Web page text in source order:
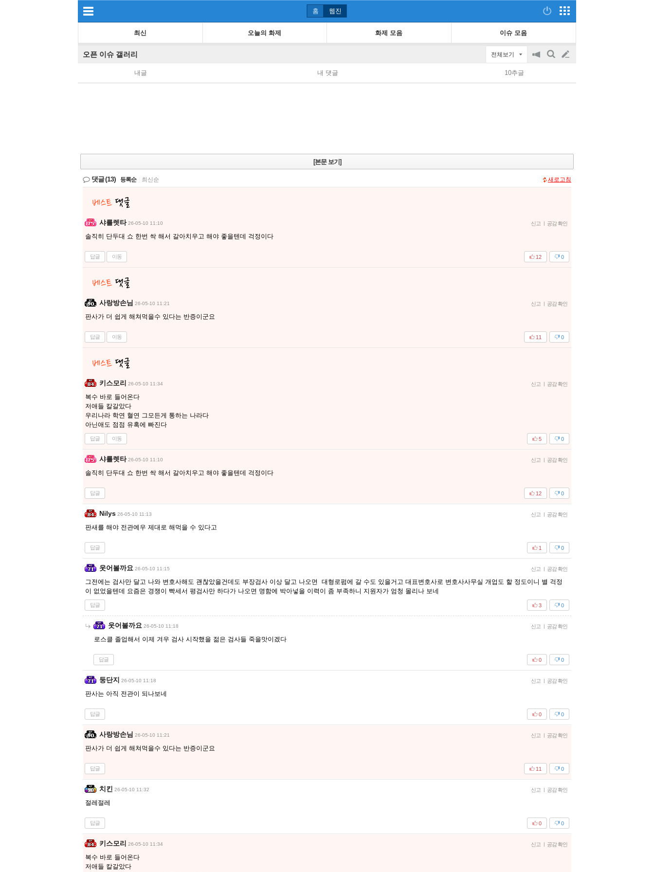
홈 웹진
최신 오늘의 화제 화제 모음 이슈 모음
오픈 이슈 갤러리 전체보기
공
on/off
검
글
쓰
내글 내 댓글 10추글
[본문 보기]
댓글(13) 등록순 최신순 새로고침
샤를렛타 26-05-10 11:10 신고 | 공감 확인
솔직히 단두대 쇼 한번 싹 해서 갈아치우고 해야 좋을텐데 걱정이다
답글 이동 0
12
사랑방손님 26-05-10 11:21 신고 | 공감 확인
판사가 더 쉽게 해쳐먹을수 있다는 반증이군요
답글 이동 0
11
키스모리 26-05-10 11:34 신고 | 공감 확인
복수 바로 들어온다
저애들 칼갈았다
우리나라 학연 혈연 그모든게 통하는 나라다
아닌애도 점점 유혹에 빠진다
답글 이동 0
5
샤를렛타 26-05-10 11:10 신고 | 공감 확인
솔직히 단두대 쇼 한번 싹 해서 갈아치우고 해야 좋을텐데 걱정이다
답글 0
12
Nilys 26-05-10 11:13 신고 | 공감 확인
판새를 해야 전관예우 제대로 해먹을 수 있다고
답글 0
1
웃어볼까요 26-05-10 11:15 신고 | 공감 확인
그전에는 검사만 달고 나와 변호사해도 괜찮았을건데도 부장검사 이상 달고 나오면 대형로펌에 갈 수도 있을거고 대표변호사로 변호사사무실 개업도 할 정도이니 별 걱정
이 없었을텐데 요즘은 경쟁이 빡세서 평검사만 하다가 나오면 명함에 박아넣을 이력이 좀 부족하니 지원자가 엄청 몰리나 보네
답글 0
3
웃어볼까요 26-05-10 11:18 신고 | 공감 확인
로스클 졸업해서 이제 겨우 검사 시작했을 젊은 검사들 죽을맛이겠다
답글 0
0
둥단지 26-05-10 11:18 신고 | 공감 확인
판사는 아직 전관이 되나보네
답글 0
0
사랑방손님 26-05-10 11:21 신고 | 공감 확인
판사가 더 쉽게 해쳐먹을수 있다는 반증이군요
답글 0
11
치킨 26-05-10 11:32 신고 | 공감 확인
절레절레
답글 0
0
키스모리 26-05-10 11:34 신고 | 공감 확인
복수 바로 들어온다
저애들 칼갈았다